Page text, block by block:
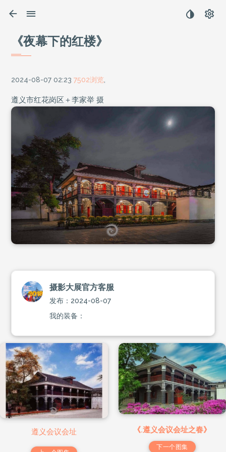
《夜幕下的红楼》
2024-08-07 02:23 7502浏览
遵义市红花岗区＋李家举 摄
摄影大展官方客服
发布：2024-08-07
我的装备：
遵义会议会址 《.遵义会议会址之春》
下一个图集